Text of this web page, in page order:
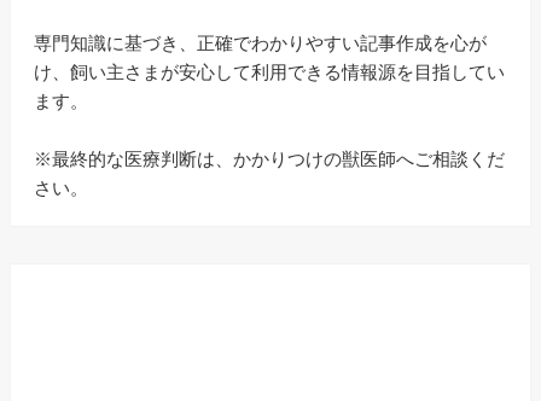
専門知識に基づき、正確でわかりやすい記事作成を心が
け、飼い主さまが安心して利用できる情報源を目指してい
ます。
※最終的な医療判断は、かかりつけの獣医師へご相談くだ
さい。